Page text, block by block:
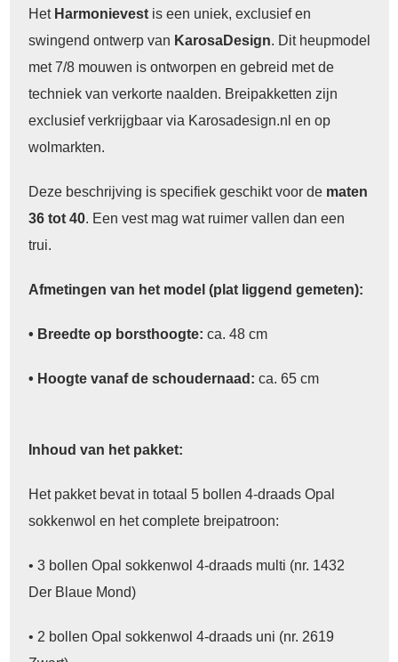
Het Harmonievestis een uniek, exclusief en
swingend ontwerp van KarosaDesign. Dit heupmodel
met 7/8 mouwen is ontworpen en gebreid met de
techniek van verkorte naalden. Breipakketten zijn
exclusief verkrijgbaar via Karosadesign.nl en op
wolmarkten.
Deze beschrijving is specifiek geschikt voor de maten
36 tot 40. Een vest mag wat ruimer vallen dan een
trui.
Afmetingen van het model (plat liggend gemeten):
• Breedte op borsthoogte: ca. 48 cm
• Hoogte vanaf de schoudernaad: ca. 65 cm
Inhoud van het pakket:
Het pakket bevat in totaal 5 bollen 4-draads Opal
sokkenwol en het complete breipatroon:
• 3 bollen Opal sokkenwol 4-draads multi (nr. 1432
Der Blaue Mond)
• 2 bollen Opal sokkenwol 4-draads uni (nr. 2619